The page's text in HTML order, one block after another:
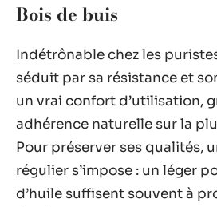
Bois de buis
Indétrônable chez les
séduit par sa résistance et
un vrai confort d’utilisation,
adhérence naturelle sur la
Pour préserver ses qualités,
régulier s’impose : un léger
d’huile suffisent souvent à